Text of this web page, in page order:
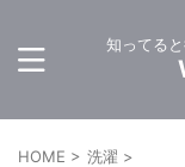
知ってると
HOME > 洗濯 >